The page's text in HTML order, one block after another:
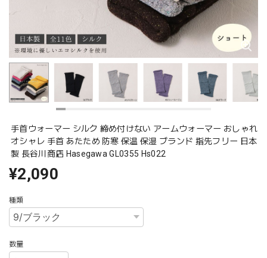
手首ウォーマー シルク 締め付けない アームウォーマー おしゃれ
オシャレ 手首 あたため 防寒 保温 保湿 ブランド 指先フリー 日本
製 長谷川商店 Hasegawa GL0355 Hs022
¥2,090
種類
数量